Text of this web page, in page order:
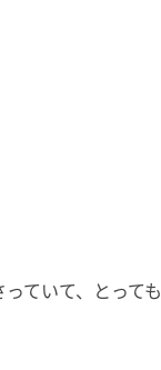
ていて、とっても